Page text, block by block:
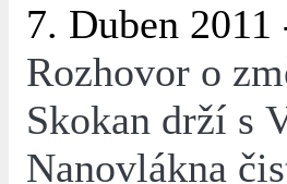
7. Duben
Rozhovor o
Skokan drží s
Nanovlákna